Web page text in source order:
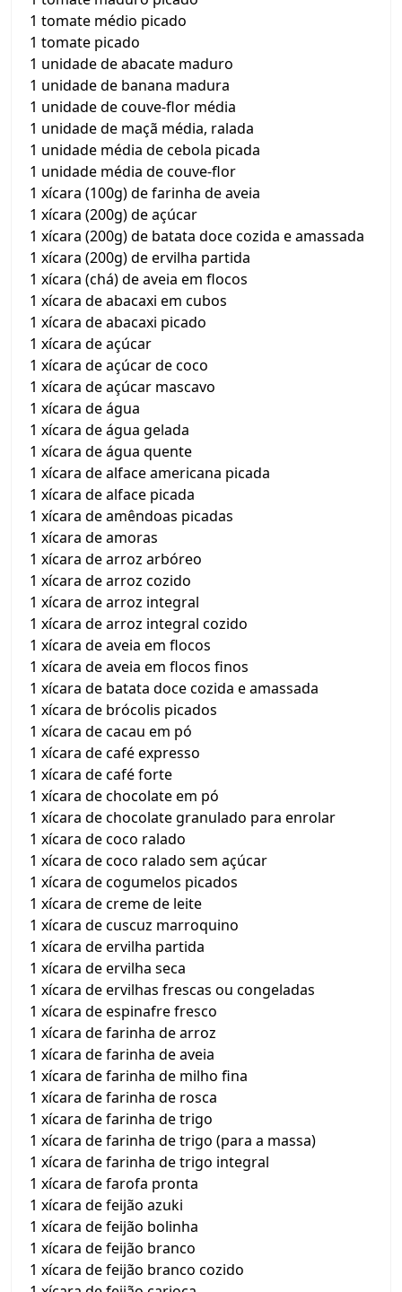
1 tomate médio picado
1 tomate picado
1 unidade de abacate maduro
1 unidade de banana madura
1 unidade de couve-flor média
1 unidade de maçã média, ralada
1 unidade média de cebola picada
1 unidade média de couve-flor
1 xícara (100g) de farinha de aveia
1 xícara (200g) de açúcar
1 xícara (200g) de batata doce cozida e amassada
1 xícara (200g) de ervilha partida
1 xícara (chá) de aveia em flocos
1 xícara de abacaxi em cubos
1 xícara de abacaxi picado
1 xícara de açúcar
1 xícara de açúcar de coco
1 xícara de açúcar mascavo
1 xícara de água
1 xícara de água gelada
1 xícara de água quente
1 xícara de alface americana picada
1 xícara de alface picada
1 xícara de amêndoas picadas
1 xícara de amoras
1 xícara de arroz arbóreo
1 xícara de arroz cozido
1 xícara de arroz integral
1 xícara de arroz integral cozido
1 xícara de aveia em flocos
1 xícara de aveia em flocos finos
1 xícara de batata doce cozida e amassada
1 xícara de brócolis picados
1 xícara de cacau em pó
1 xícara de café expresso
1 xícara de café forte
1 xícara de chocolate em pó
1 xícara de chocolate granulado para enrolar
1 xícara de coco ralado
1 xícara de coco ralado sem açúcar
1 xícara de cogumelos picados
1 xícara de creme de leite
1 xícara de cuscuz marroquino
1 xícara de ervilha partida
1 xícara de ervilha seca
1 xícara de ervilhas frescas ou congeladas
1 xícara de espinafre fresco
1 xícara de farinha de arroz
1 xícara de farinha de aveia
1 xícara de farinha de milho fina
1 xícara de farinha de rosca
1 xícara de farinha de trigo
1 xícara de farinha de trigo (para a massa)
1 xícara de farinha de trigo integral
1 xícara de farofa pronta
1 xícara de feijão azuki
1 xícara de feijão bolinha
1 xícara de feijão branco
1 xícara de feijão branco cozido